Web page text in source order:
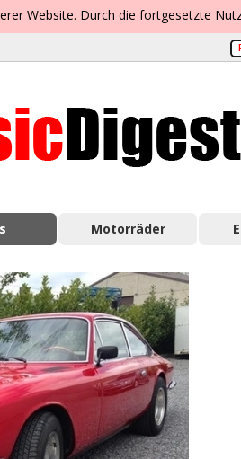
Website. Durch die fortgesetzte
Motorräder